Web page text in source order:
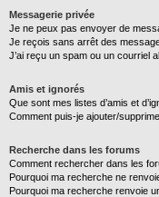
Messagerie privée
Je ne peux pas envoyer de
Je reçois sans arrêt des
J’ai reçu un spam ou un courriel
Amis et ignorés
Que sont mes listes d’amis et
Comment puis-je ajouter/
Recherche dans les forums
Comment rechercher dans les
Pourquoi ma recherche ne
Pourquoi ma recherche renvoie